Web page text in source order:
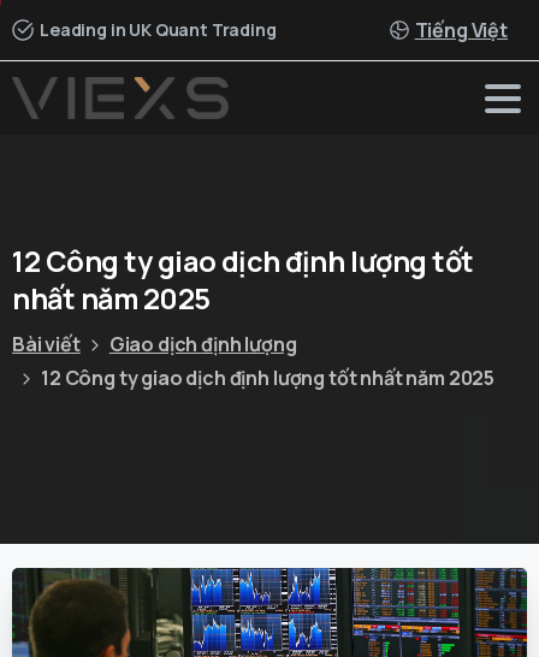
Leading in UK Quant Trading Tiếng Việt
12Côngtygiaodịchđịnh lượngtốt
nhất năm2025
Bài viết
Giao dịch định lượng
12 Công ty giao dịch định lượng tốt nhất năm 2025